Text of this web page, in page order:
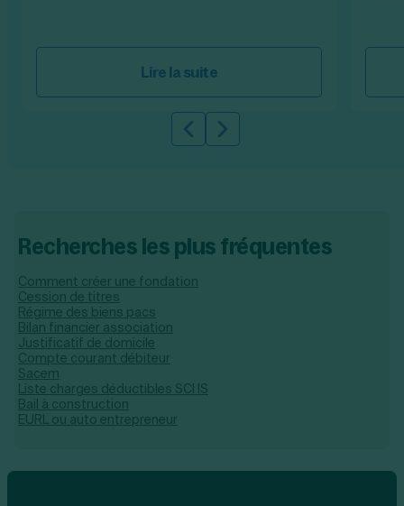
Lire la suite
Slide précédente
Slide suivante
Recherches les plus fréquentes
Comment créer une fondation
Cession de titres
Régime des biens pacs
Bilan financier association
Justificatif de domicile
Compte courant débiteur
Sacem
Liste charges déductibles SCI IS
Bail à construction
EURL ou auto entrepreneur